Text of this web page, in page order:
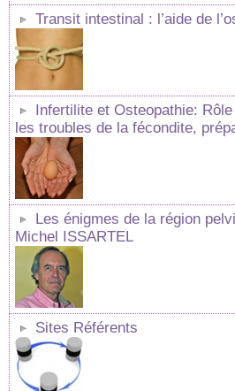
Transit intestinal : l’aide de
Infertilite et Osteopathie:
les troubles de la fécondite,
Les énigmes de la région
Michel ISSARTEL
Sites Référents